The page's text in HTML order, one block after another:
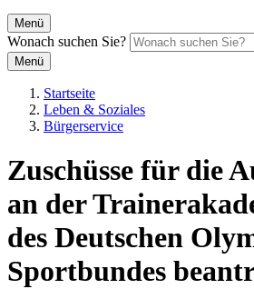
Menü
Wonach suchen Sie?
Menü
Startseite
Leben & Soziales
Bürgerservice
Zuschüsse für die
an der
des Deutschen
Sportbundes